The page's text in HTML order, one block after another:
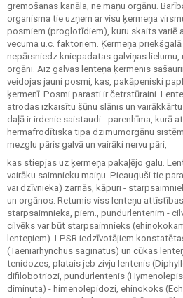
gremošanas kanāla, ne maņu orgānu.
organisma tie uzņem ar visu ķermeņa
posmiem (proglotīdiem), kuru skaits variē
vecuma u.c. faktoriem. Ķermeņa
nepārsniedz kniepadatas galviņas
orgāni. Aiz galvas lenteņa ķermenis
veidojas jauni posmi, kas, pakāpeniski
ķermenī. Posmi parasti ir četrstūraini.
atrodas izkaisītu šūnu slānis un
daļā ir irdenie saistaudi - parenhīma, kurā
hermafrodītiska tipa dzimumorgānu
mezglu pāris galvā un vairāki nervu pāri,
kas stiepjas uz ķermeņa pakaļējo galu.
vairāku saimnieku maiņu. Pieauguši tie
vai dzīvnieka) zarnās, kāpuri -
un orgānos. Retumis viss lenteņu
starpsaimnieka, piem., pundurlentenim -
cilvēks var būt starpsaimnieks
lenteņiem). LPSR iedzīvotājiem
(Taeniarhynchus saginatus) un cūkas
tenidozes, platais jeb zivju lentenis
difilobotriozi, pundurlentenis (Hymenolepis
diminuta) - himenolepidozi, ehinokoks